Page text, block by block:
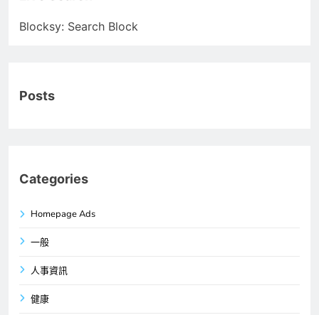
Blocksy: Search Block
Posts
Categories
Homepage Ads
一般
人事資訊
健康